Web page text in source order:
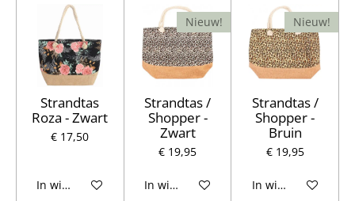
Strandtas
Roza - Zwart
€ 17,50
In winkelwagen
Nieuw!
Strandtas /
Shopper -
Zwart
€ 19,95
In winkelwagen
Nieuw!
Strandtas /
Shopper -
Bruin
€ 19,95
In winkelwagen